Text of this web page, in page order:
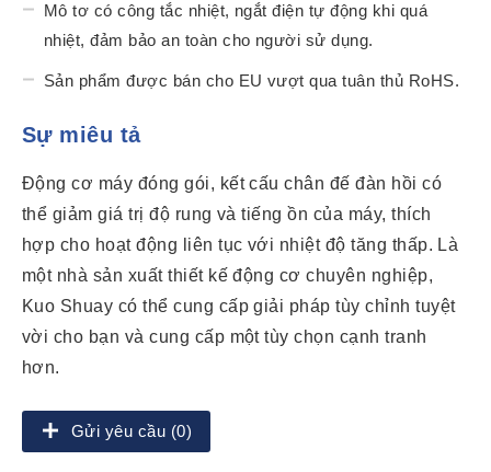
Mô tơ có công tắc nhiệt, ngắt điện tự động khi quá
nhiệt, đảm bảo an toàn cho người sử dụng.
Sản phẩm được bán cho EU vượt qua tuân thủ RoHS.
Sự miêu tả
Động cơ máy đóng gói, kết cấu chân đế đàn hồi có
thể giảm giá trị độ rung và tiếng ồn của máy, thích
hợp cho hoạt động liên tục với nhiệt độ tăng thấp. Là
một nhà sản xuất thiết kế động cơ chuyên nghiệp,
Kuo Shuay có thể cung cấp giải pháp tùy chỉnh tuyệt
vời cho bạn và cung cấp một tùy chọn cạnh tranh
hơn.
Gửi yêu cầu (0)